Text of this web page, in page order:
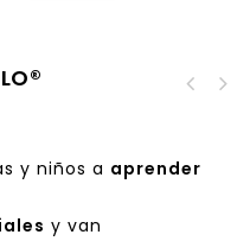
y niños a aprender
y van